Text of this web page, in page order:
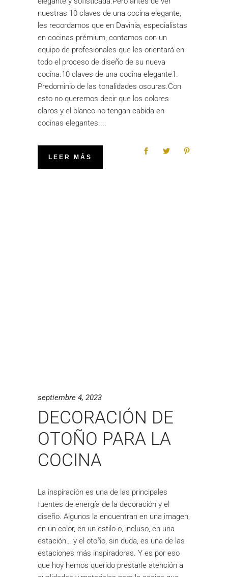
nuestras 10 claves de una cocina elegante,
les recordamos que en Davinia, especialistas
en cocinas prémium, contamos con un
equipo de profesionales que les orientará en
todo el proceso de diseño de su nueva
cocina.10 claves de una cocina elegante1.
Predominio de las tonalidades oscuras.Con
esto no queremos decir que los colores
claros y el blanco no tengan cabida en
cocinas elegantes.
LEER MÁS
septiembre 4, 2023
DECORACIÓN DE
OTOÑO PARA LA
COCINA
La inspiración es una de las principales
fuentes de energía de la decoración y el
diseño. Algunos la encuentran en una imagen,
en un color, en un estilo o, incluso, en una
estación… y el otoño, sin duda, es una de las
estaciones más inspiradoras. Y es por eso
que hoy hemos querido prestarle atención a